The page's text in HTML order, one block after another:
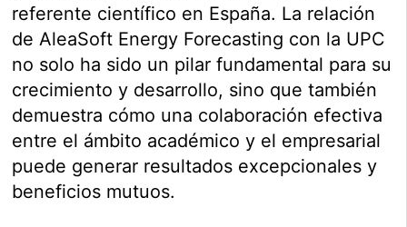
referente científico en España. La relación
de AleaSoft Energy Forecasting con la UPC
no solo ha sido un pilar fundamental para su
crecimiento y desarrollo, sino que también
demuestra cómo una colaboración efectiva
entre el ámbito académico y el empresarial
puede generar resultados excepcionales y
beneficios mutuos.